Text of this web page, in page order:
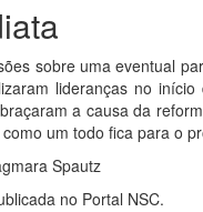
sobre uma eventual
lideranças no
a causa da
um todo fica para o
Spautz
no Portal NSC.